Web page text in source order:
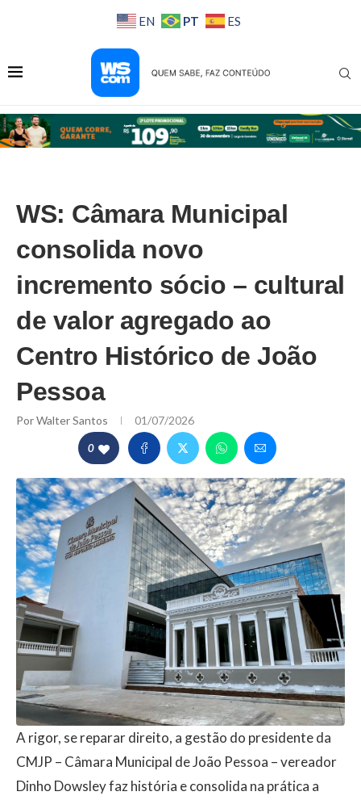
EN PT ES
WS: Câmara Municipal
consolida novo
incremento sócio – cultural
de valor agregado ao
Centro Histórico de João
Pessoa
PorWalter Santos 01/07/2026
0
A rigor, se reparar direito, a gestão do presidente da
CMJP – Câmara Municipal de João Pessoa – vereador
Dinho Dowsley faz história e consolida na prática a